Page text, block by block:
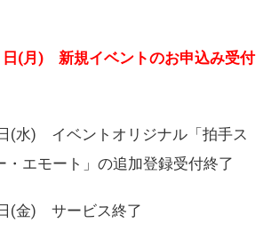
日(月) 新規イベントのお申込み受付
(水) イベントオリジナル「拍手ス
・エモート」の追加登録受付終了
(金) サービス終了